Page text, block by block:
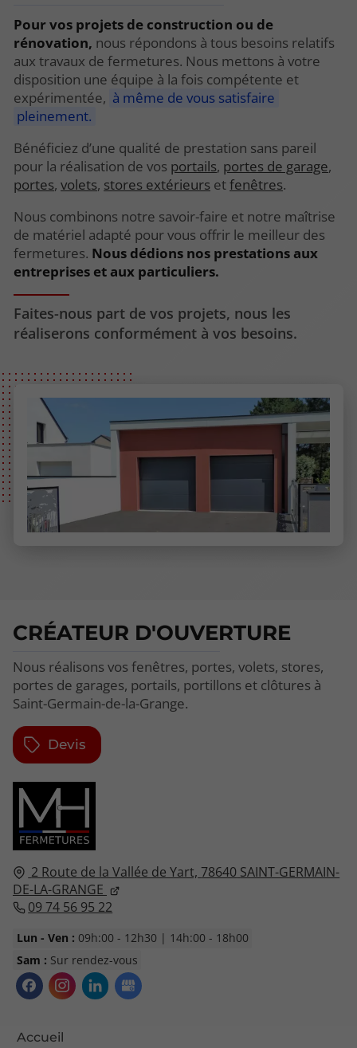
Pour vos projets de construction ou de
rénovation, nous répondons à tous besoins relatifs
aux travaux de fermetures. Nous mettons à votre
disposition une équipe à la fois compétente et
expérimentée, à même de vous satisfaire
pleinement.
Bénéficiez d’une qualité de prestation sans pareil
pour la réalisation de vos portails, portes de garage,
portes,volets, stores extérieurs etfenêtres.
Nous combinons notre savoir-faire et notre maîtrise
de matériel adapté pour vous offrir le meilleur des
fermetures. Nous dédions nos prestations aux
entreprises et aux particuliers.
Faites-nous part de vos projets, nous les
réaliserons conformément à vos besoins.
2 Route de la Vallée de Yart, 78640 SAINT-GERMAIN-
DE-LA-GRANGE
09 74 56 95 22
Lun - Ven : 09h:00 - 12h30 | 14h:00 - 18h00
Sam : Sur rendez-vous
Accueil
CRÉATEUR D'OUVERTURE
Nous réalisons vos fenêtres, portes, volets, stores,
portes de garages, portails, portillons et clôtures à
Saint-Germain-de-la-Grange.
Devis